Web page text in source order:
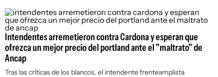
Intendentes arremetieron contra Cardona y esperan que
ofrezca un mejor precio del portland ante el "maltrato" de
Ancap
Tras las críticas de los blancos, el intendente frenteamplista